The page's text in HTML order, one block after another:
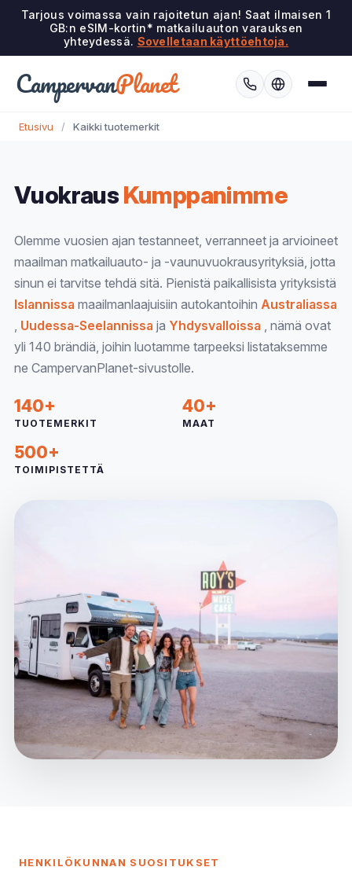
Tarjous voimassa vain rajoitetun ajan! Saat ilmaisen 1
GB:n eSIM-kortin* matkailuauton varauksen
yhteydessä. Sovelletaan käyttöehtoja.
CampervanPlanet
Etusivu / Kaikki tuotemerkit
VuokrausKumppanimme
Olemme vuosien ajan testanneet, verranneet ja arvioineet
maailman matkailuauto- ja -vaunuvuokrausyrityksiä, jotta
sinun ei tarvitse tehdä sitä. Pienistä paikallisista yrityksistä
Islannissa maailmanlaajuisiin autokantoihin Australiassa
, Uudessa-Seelannissa ja Yhdysvalloissa , nämä ovat
yli 140 brändiä, joihin luotamme tarpeeksi listataksemme
ne CampervanPlanet-sivustolle.
140+
TUOTEMERKIT
40+
MAAT
500+
TOIMIPISTETTÄ
HENKILÖKUNNAN SUOSITUKSET